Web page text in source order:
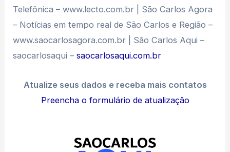
Telefônica – www.lecto.com.br | São Carlos Agora
– Notícias em tempo real de São Carlos e Região –
www.saocarlosagora.com.br | São Carlos Aqui –
saocarlosaqui –saocarlosaqui.com.br
Atualize seus dados e receba mais contatos
Preencha o formulário de atualização